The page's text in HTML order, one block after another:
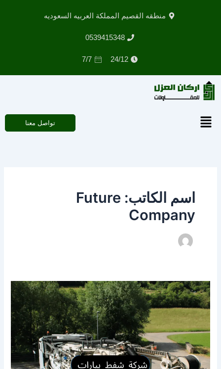
منطقه القصيم المملكة العربيه السعوديه
0539415348
24/12
7/7
القائمة تواصل معنا
اسم الكاتب: Future
Company
شركة
تسليك
مجاري
ببريدة